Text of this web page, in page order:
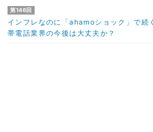
第146回
インフレなのに「ahamoショック」で続
帯電話業界の今後は大丈夫か？